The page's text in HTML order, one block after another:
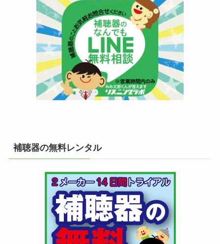
補聴器の無料レンタル